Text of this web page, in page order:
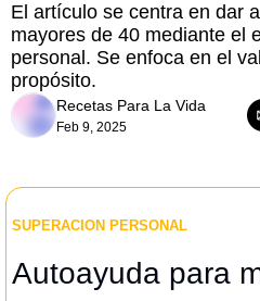
El artículo se centra en dar
mayores de 40 mediante el
personal. Se enfoca en el
propósito.
Recetas Para La Vida
Feb 9, 2025
SUPERACION PERSONAL
Autoayuda para